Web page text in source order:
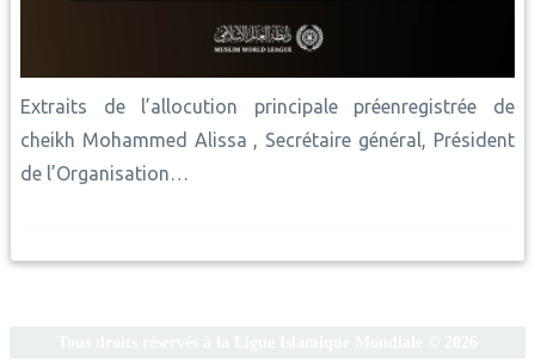
Extraits de l’allocution principale préenregistrée de
cheikh Mohammed Alissa , Secrétaire général, Président
de l’Organisation…